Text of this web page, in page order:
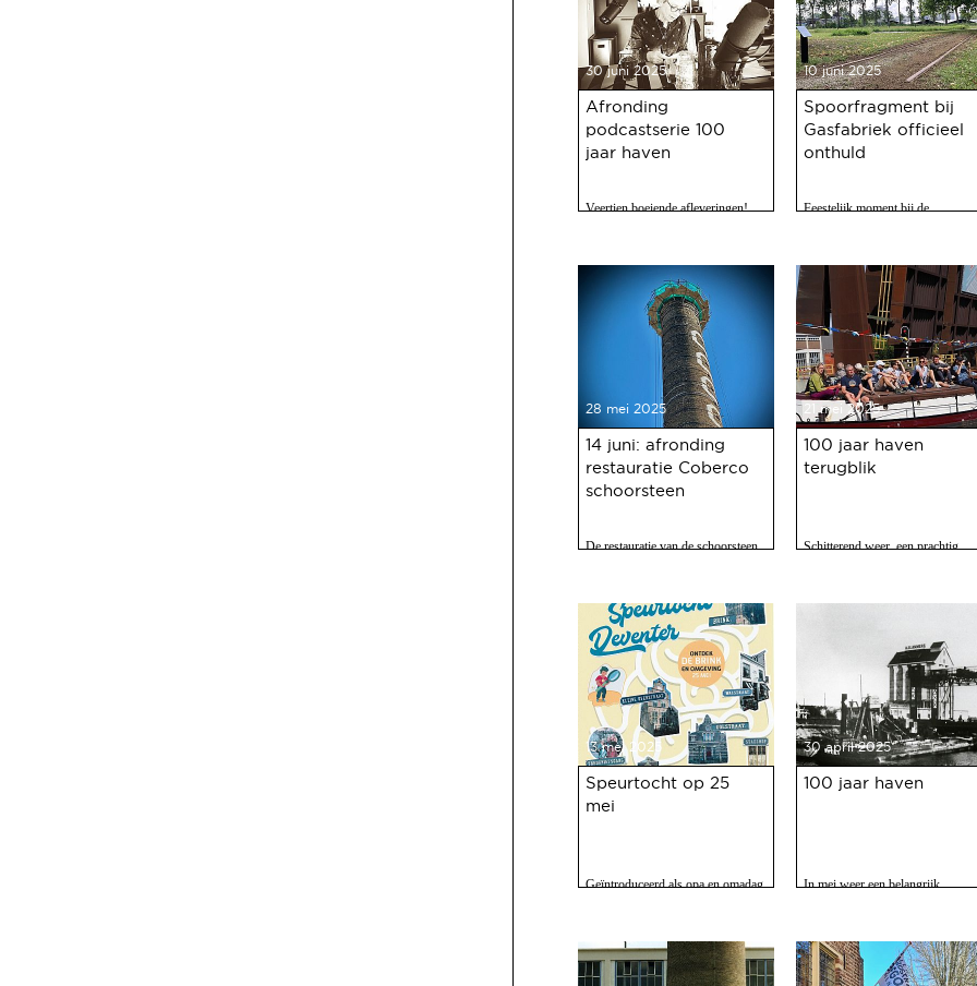
30 juni 2025
Afronding
podcastserie 100
jaar haven
Veertien boeiende afleveringen!
10 juni 2025
Spoorfragment bij
Gasfabriek officieel
onthuld
Feestelijk moment bij de
28 mei 2025
14 juni: afronding
restauratie Coberco
schoorsteen
De restauratie van de schoorsteen
21 mei 2025
100 jaar haven
terugblik
Schitterend weer, een prachtig
op 10 mei jl. van 100 jaar Haven
13 mei 2025
Speurtocht op 25
mei
Geïntroduceerd als opa en omadag
30 april 2025
100 jaar haven
In mei weer een belangrijk
haven 100 jaar bestaat.